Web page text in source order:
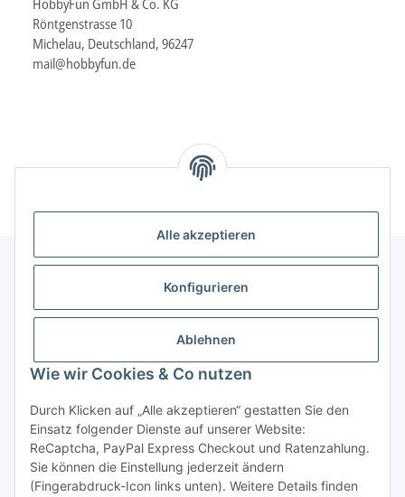
Alle akzeptieren
Konfigurieren
Ablehnen
Wie wir Cookies & Co nutzen
Durch Klicken auf „Alle akzeptieren“ gestatten Sie den
Einsatz folgender Dienste auf unserer Website:
ReCaptcha, PayPal Express Checkout und Ratenzahlung.
Sie können die Einstellung jederzeit ändern
(Fingerabdruck-Icon links unten). Weitere Details finden
HobbyFun GmbH & Co. KG
Röntgenstrasse 10
Michelau, Deutschland, 96247
mail@hobbyfun.de
Informationen
Gesetzliche Informationen
Vertrag widerrufen